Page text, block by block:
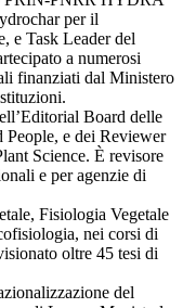
per il
e Task Leader del
a numerosi
finanziati dal Ministero
Board delle
People, e dei Reviewer
Science. È revisore
e per agenzie di
Fisiologia Vegetale
nei corsi di
oltre 45 tesi di
del